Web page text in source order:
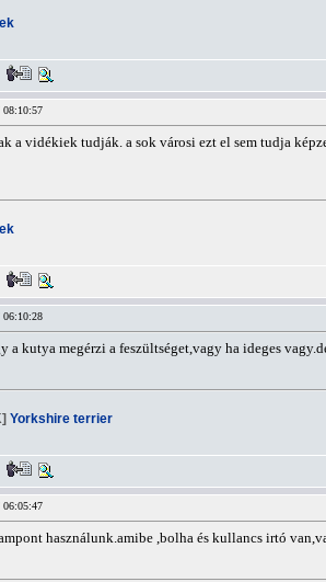
08:10:57
a vidékiek tudják. a sok városi ezt el sem tudja
06:10:28
a kutya megérzi a feszültséget,vagy ha ideges
Yorkshire terrier
06:05:47
használunk.amibe ,bolha és kullancs irtó